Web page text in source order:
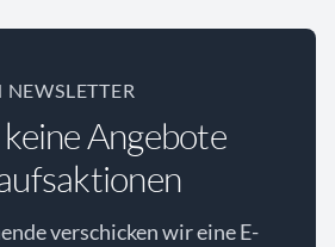
Angebote
verschicken wir eine E-